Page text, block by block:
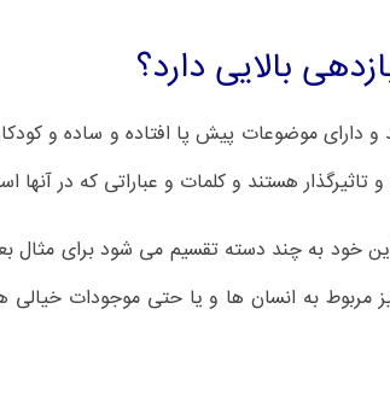
بالایی دارد؟
دارای موضوعات پیش پا افتاده و ساده و
هستند و کلمات و عباراتی که در
خود به چند دسته تقسیم می شود برای مثال
مربوط به انسان ها و یا حتی موجودات خیالی